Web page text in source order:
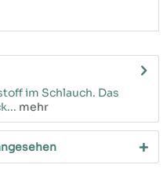
im Schlauch. Das
mehr